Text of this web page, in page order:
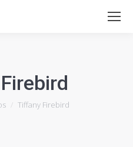
Tiffany Firebird